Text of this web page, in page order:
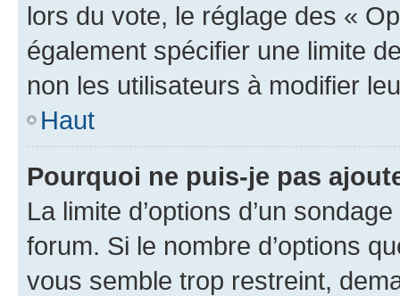
lors du vote, le réglage des «
également spécifier une limite
non les utilisateurs à modifier
Haut
Pourquoi ne puis-je pas
La limite d’options d’un
forum. Si le nombre d’options
vous semble trop restreint,